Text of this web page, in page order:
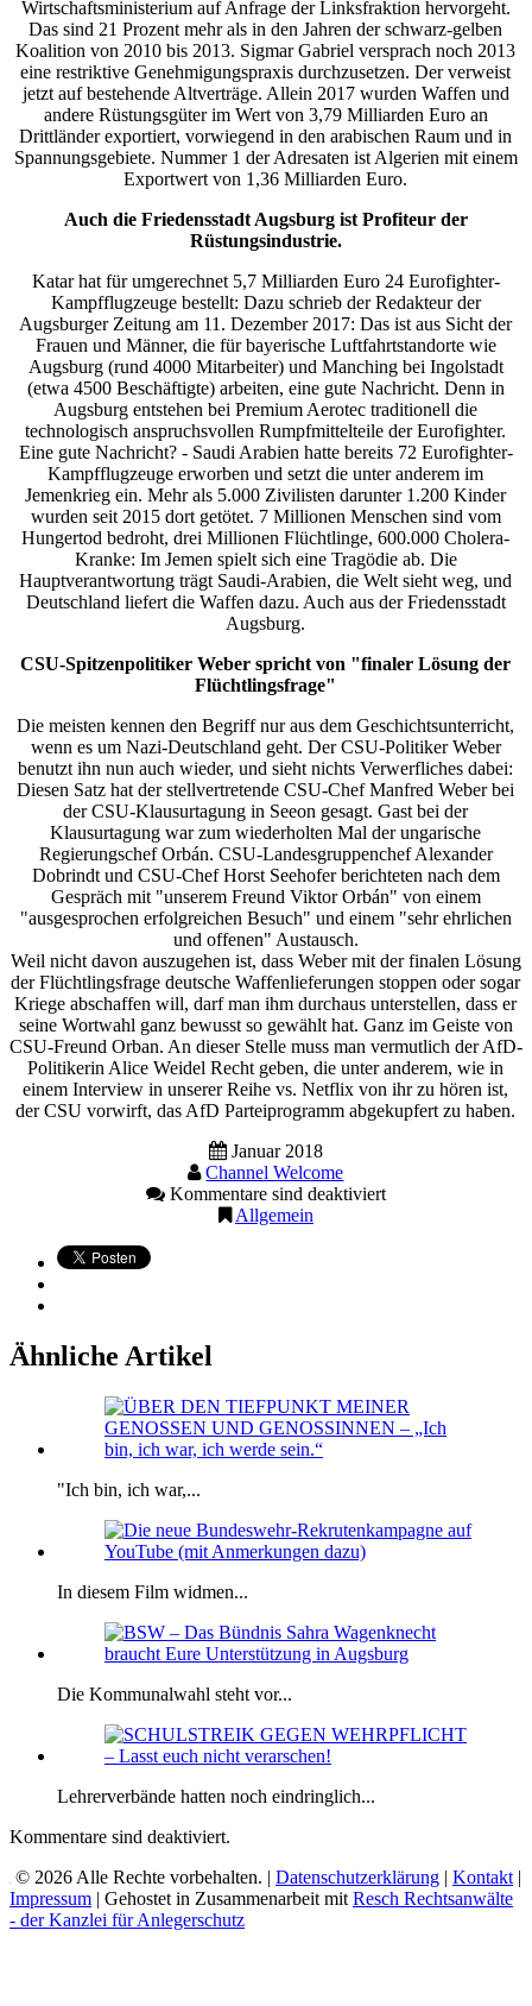
Wirtschaftsministerium auf Anfrage der Linksfraktion hervorgeht.
Das sind 21 Prozent mehr als in den Jahren der schwarz-gelben
Koalition von 2010 bis 2013. Sigmar Gabriel versprach noch 2013
eine restriktive Genehmigungspraxis durchzusetzen. Der verweist
jetzt auf bestehende Altverträge. Allein 2017 wurden Waffen und
andere Rüstungsgüter im Wert von 3,79 Milliarden Euro an
Drittländer exportiert, vorwiegend in den arabischen Raum und in
Spannungsgebiete. Nummer 1 der Adresaten ist Algerien mit einem
Exportwert von 1,36 Milliarden Euro.
Auch die Friedensstadt Augsburg ist Profiteur der
Rüstungsindustrie.
Katar hat für umgerechnet 5,7 Milliarden Euro 24 Eurofighter-
Kampfflugzeuge bestellt: Dazu schrieb der Redakteur der
Augsburger Zeitung am 11. Dezember 2017: Das ist aus Sicht der
Frauen und Männer, die für bayerische Luftfahrtstandorte wie
Augsburg (rund 4000 Mitarbeiter) und Manching bei Ingolstadt
(etwa 4500 Beschäftigte) arbeiten, eine gute Nachricht. Denn in
Augsburg entstehen bei Premium Aerotec traditionell die
technologisch anspruchsvollen Rumpfmittelteile der Eurofighter.
Eine gute Nachricht? - Saudi Arabien hatte bereits 72 Eurofighter-
Kampfflugzeuge erworben und setzt die unter anderem im
Jemenkrieg ein. Mehr als 5.000 Zivilisten darunter 1.200 Kinder
wurden seit 2015 dort getötet. 7 Millionen Menschen sind vom
Hungertod bedroht, drei Millionen Flüchtlinge, 600.000 Cholera-
Kranke: Im Jemen spielt sich eine Tragödie ab. Die
Hauptverantwortung trägt Saudi-Arabien, die Welt sieht weg, und
Deutschland liefert die Waffen dazu. Auch aus der Friedensstadt
Augsburg.
CSU-Spitzenpolitiker Weber spricht von "finaler Lösung der
Flüchtlingsfrage"
Die meisten kennen den Begriff nur aus dem Geschichtsunterricht,
wenn es um Nazi-Deutschland geht. Der CSU-Politiker Weber
benutzt ihn nun auch wieder, und sieht nichts Verwerfliches dabei:
Diesen Satz hat der stellvertretende CSU-Chef Manfred Weber bei
der CSU-Klausurtagung in Seeon gesagt. Gast bei der
Klausurtagung war zum wiederholten Mal der ungarische
Regierungschef Orbán. CSU-Landesgruppenchef Alexander
Dobrindt und CSU-Chef Horst Seehofer berichteten nach dem
Gespräch mit "unserem Freund Viktor Orbán" von einem
"ausgesprochen erfolgreichen Besuch" und einem "sehr ehrlichen
und offenen" Austausch.
Weil nicht davon auszugehen ist, dass Weber mit der finalen Lösung
der Flüchtlingsfrage deutsche Waffenlieferungen stoppen oder sogar
Kriege abschaffen will, darf man ihm durchaus unterstellen, dass er
seine Wortwahl ganz bewusst so gewählt hat. Ganz im Geiste von
CSU-Freund Orban. An dieser Stelle muss man vermutlich der AfD-
Politikerin Alice Weidel Recht geben, die unter anderem, wie in
einem Interview in unserer Reihe vs. Netflix von ihr zu hören ist,
der CSU vorwirft, das AfD Parteiprogramm abgekupfert zu haben.
Januar 2018
Channel Welcome
Kommentare sind deaktiviert
Allgemein
Ähnliche Artikel
"Ich bin, ich war,...
In diesem Film widmen...
Die Kommunalwahl steht vor...
Lehrerverbände hatten noch eindringlich...
Kommentare sind deaktiviert.
© 2026 Alle Rechte vorbehalten. | Datenschutzerklärung | Kontakt |
Impressum | Gehostet in Zusammenarbeit mit Resch Rechtsanwälte
- der Kanzlei für Anlegerschutz